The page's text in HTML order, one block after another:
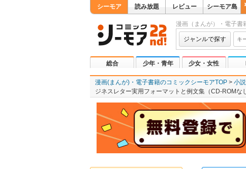
シーモア 読み放題 レビュー シーモア島
漫画（まんが）・電子書
ジャンルで探す
総合 少年・青年 少女・女性
漫画(まんが)・電子書籍のコミックシーモアTOP 小
ジネスレター実用フォーマットと例文集（CD-ROMな